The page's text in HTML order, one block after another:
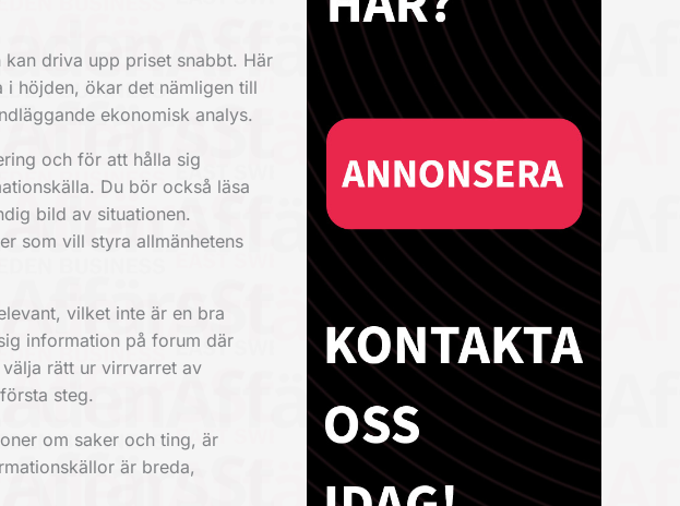
driva upp priset snabbt. Här
höjden, ökar det nämligen till
ekonomisk analys.
och för att hålla sig
Du bör också läsa
bild av situationen.
som vill styra allmänhetens
vilket inte är en bra
information på forum där
rätt ur virrvarret av
steg.
om saker och ting, är
är breda,